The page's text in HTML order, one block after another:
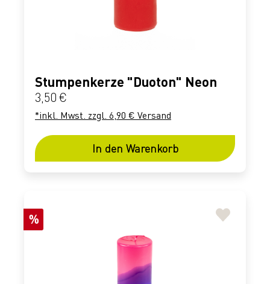
Stumpenkerze "Duoton" Neon
Regulärer Preis:
3,50 €
*inkl. Mwst. zzgl. 6,90 € Versand
In den Warenkorb
Rabatt
%